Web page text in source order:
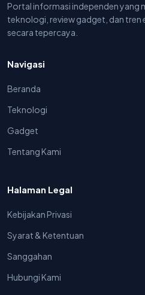
Portal informasi independen yang
teknologi, review gadget, dan tren
secara tepercaya.
Navigasi
Beranda
Teknologi
Gadget
Tentang Kami
Halaman Legal
Kebijakan Privasi
Syarat & Ketentuan
Sanggahan
Hubungi Kami